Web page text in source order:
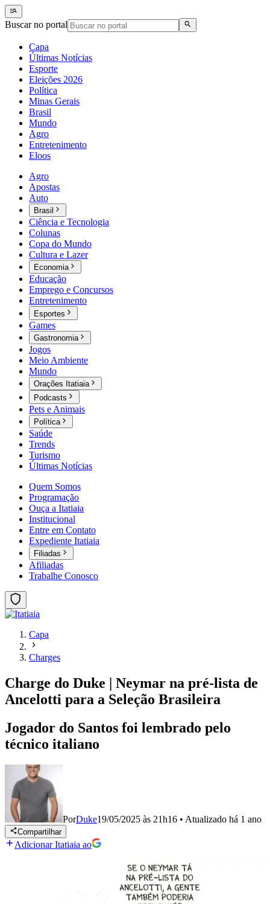
Buscar no portal
Capa
Últimas Notícias
Esporte
Eleições 2026
Política
Minas Gerais
Brasil
Mundo
Agro
Entretenimento
Eloos
Agro
Apostas
Auto
Brasil
Ciência e Tecnologia
Colunas
Copa do Mundo
Cultura e Lazer
Economia
Educação
Emprego e Concursos
Entretenimento
Esportes
Games
Gastronomia
Jogos
Meio Ambiente
Mundo
Orações Itatiaia
Podcasts
Pets e Animais
Política
Saúde
Trends
Turismo
Últimas Notícias
Quem Somos
Programação
Ouça a Itatiaia
Institucional
Entre em Contato
Expediente Itatiaia
Filiadas
Afiliadas
Trabalhe Conosco
Capa
Charges
Charge do Duke | Neymar na pré-lista de
Ancelotti para a Seleção Brasileira
Jogador do Santos foi lembrado pelo
técnico italiano
PorDuke19/05/2025 às 21h16 • Atualizado há 1 ano
Compartilhar
Adicionar Itatiaia ao